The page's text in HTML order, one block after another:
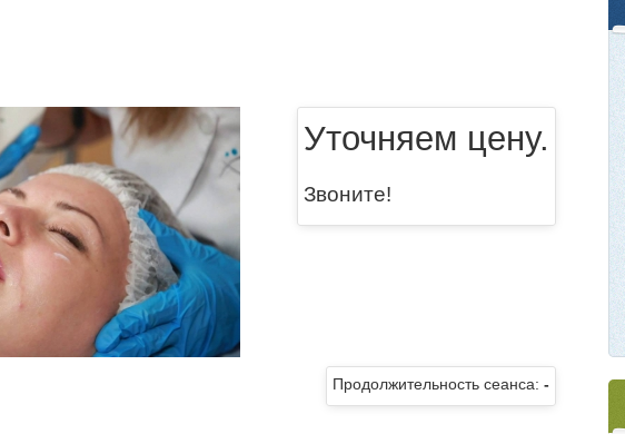
Уточняем цену.
Звоните!
Продолжительность сеанса: -